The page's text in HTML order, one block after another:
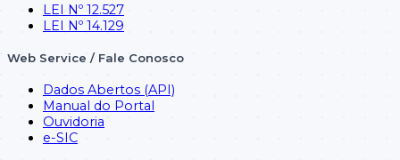
LEI Nº 12.527
LEI Nº 14.129
Web Service / Fale Conosco
Dados Abertos (API)
Manual do Portal
Ouvidoria
e-SIC